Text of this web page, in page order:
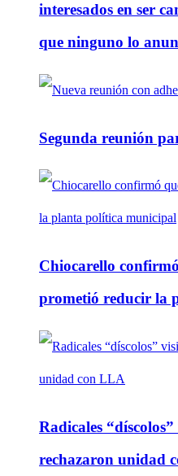
interesados en ser
que ninguno lo
Segunda reunión
Chiocarello
prometió reducir la
Radicales
rechazaron unidad